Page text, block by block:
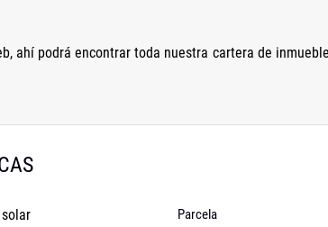
ahí podrá encontrar toda nuestra cartera de
Parcela